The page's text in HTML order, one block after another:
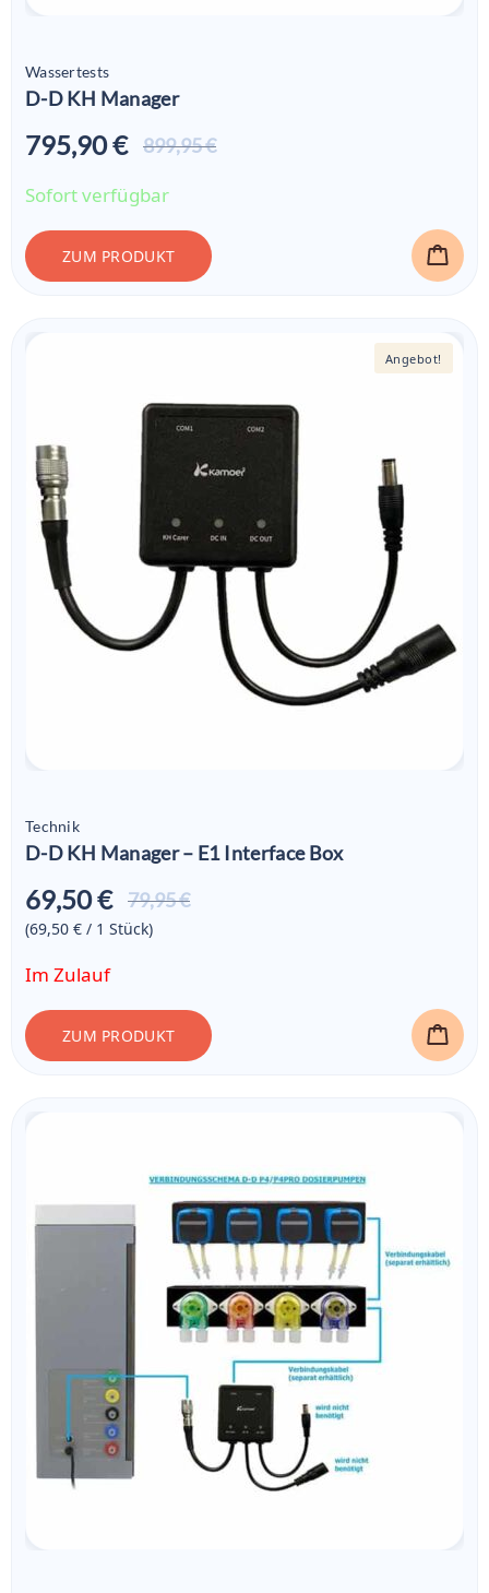
Wassertests
D-D KH Manager
899,95 €
795,90 €
Aktueller
Sofort verfügbar
ZUM PRODUKT
Angebot!
Technik
D-D KH Manager – E1 Interface Box
79,95 €
69,50 €
Aktueller
(69,50 € / 1 Stück)
Im Zulauf
ZUM PRODUKT